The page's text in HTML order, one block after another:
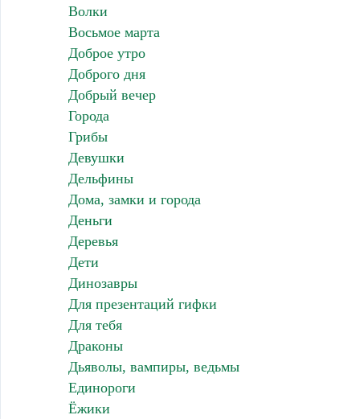
Волки
Восьмое марта
Доброе утро
Доброго дня
Добрый вечер
Города
Грибы
Девушки
Дельфины
Дома, замки и города
Деньги
Деревья
Дети
Динозавры
Для презентаций гифки
Для тебя
Драконы
Дьяволы, вампиры, ведьмы
Единороги
Ёжики